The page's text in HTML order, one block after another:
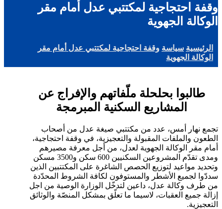
وقفة احتجاجية لمكتتبي عدل أمام مقر
الوكالة الجهوية
الرئيسية سياسة وقفة احتجاجية لمكتتبي عدل أمام مقر
الوكالة الجهوية
طالبوا بحلحلة ملّفاتهم والإفراج عن
المشاريع السكنية المبرمجة
تجمع نهار أمس، عدد من مكتتبي صيغة عدل من أصحاب
الطعون والملفات المقبولة والتعجيزية، في وقفة احتجاجية،
أمام مقر الوكالة الجهوية لعدل، من أجل معرفة مصيرهم
ومدى تقدّم المشروعين السكنيين 600 سكن و3500 مسكن
وتحديد مواعيد لتوزيع الحصص الشاغرة على المكتتبين الذين
سددّوا لجميع الأشطر والمستوفون لكافة الشروط المحدّدة
من طرف وكالة عدل، داعين لتدخّل الوزارة الوصية من اجل
إزالة جميع العقبات، لاسيما ما تعلّق بمشكل المنصّة والوثائق
التعجيزية.